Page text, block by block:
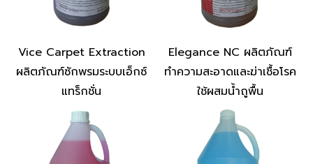
Vice Carpet Extraction
ผลิตภัณฑ์ซักพรมระบบเอ็กซ์
แทร็กชั่น
Elegance NC ผลิตภัณฑ์
ทำความสะอาดและฆ่าเชื้อโรค
ใช้ผสมน้ำถูพื้น